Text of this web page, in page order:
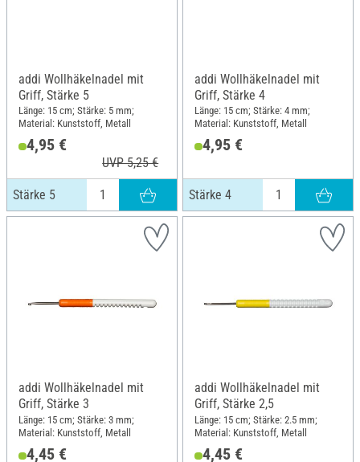
addi Wollhäkelnadel mit
Griff, Stärke 5
Länge: 15 cm; Stärke: 5 mm;
Material: Kunststoff, Metall
4,95 €
UVP 5,25 €
Stärke 5
addi Wollhäkelnadel mit
Griff, Stärke 4
Länge: 15 cm; Stärke: 4 mm;
Material: Kunststoff, Metall
4,95 €
Stärke 4
addi Wollhäkelnadel mit
Griff, Stärke 3
Länge: 15 cm; Stärke: 3 mm;
Material: Kunststoff, Metall
4,45 €
addi Wollhäkelnadel mit
Griff, Stärke 2,5
Länge: 15 cm; Stärke: 2.5 mm;
Material: Kunststoff, Metall
4,45 €